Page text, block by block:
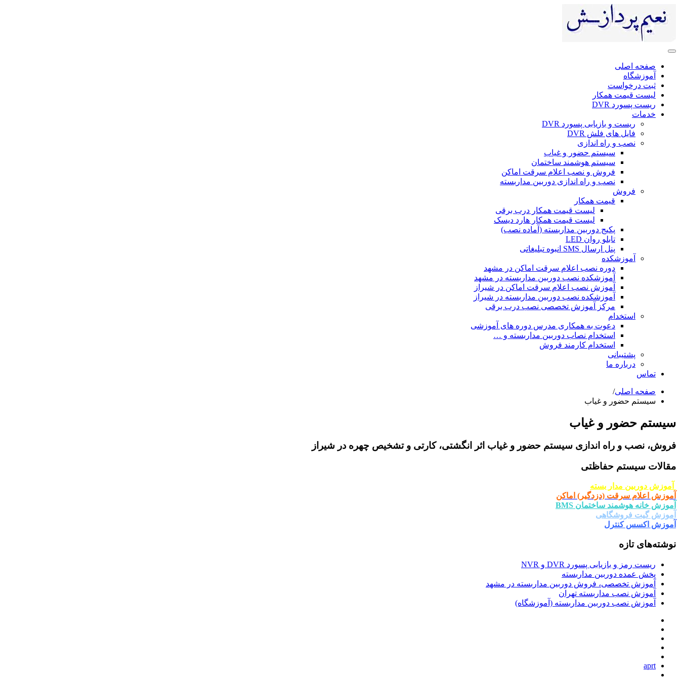
صفحه اصلی
آموزشگاه
ثبت درخواست
لیست قیمت همکار
ریست پسورد DVR
خدمات
ریست و بازیابی پسورد DVR
فایل های فلش DVR
نصب و راه اندازی
سیستم حضور و غیاب
سیستم هوشمند ساختمان
فروش و نصب اعلام سرقت اماکن
نصب و راه اندازی دوربین مداربسته
فروش
قیمت همکار
لیست قیمت همکار درب برقی
لیست قیمت همکار هارد دیسک
پکیج دوربین مداربسته (آماده نصب)
تابلو روان LED
پنل ارسال SMS انبوه تبلیغاتی
آموزشکده
دوره نصب اعلام سرقت اماکن در مشهد
آموزشکده نصب دوربین مداربسته در مشهد
آموزش نصب اعلام سرقت اماکن در شیراز
آموزشکده نصب دوربین مداربسته در شیراز
مرکز آموزش تخصصی نصب درب برقی
استخدام
دعوت به همکاری مدرس دوره های آموزشی
استخدام نصاب دوربین مداربسته و …
استخدام کارمند فروش
پشتیبانی
درباره ما
تماس
صفحه اصلی/
سیستم حضور و غیاب
سیستم حضور و غیاب
فروش، نصب و راه اندازی سیستم حضور و غیاب اثر انگشتی، کارتی و تشخیص چهره در شیراز
مقالات سیستم حفاظتی
آموزش دوربین مدار بسته
آموزش اعلام سرقت (دزدگیر) اماکن
آموزش خانه هوشمند ساختمان BMS
آموزش گیت فروشگاهی
آموزش اکسس کنترل
نوشته‌های تازه
ریست رمز و بازیابی پسورد DVR و NVR
پخش عمده دوربین مداربسته
آموزش تخصصی، فروش دوربین مداربسته در مشهد
آموزش نصب مداربسته تهران
آموزش نصب دوربین مداربسته (آموزشگاه)
aprt